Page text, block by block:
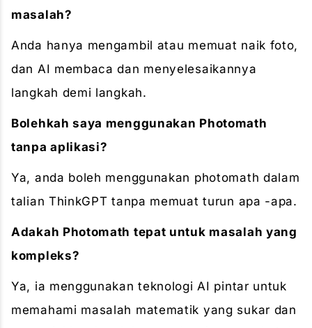
masalah?
Anda hanya mengambil atau memuat naik foto,
dan AI membaca dan menyelesaikannya
langkah demi langkah.
Bolehkah saya menggunakan Photomath
tanpa aplikasi?
Ya, anda boleh menggunakan photomath dalam
talian ThinkGPT tanpa memuat turun apa -apa.
Adakah Photomath tepat untuk masalah yang
kompleks?
Ya, ia menggunakan teknologi AI pintar untuk
memahami masalah matematik yang sukar dan